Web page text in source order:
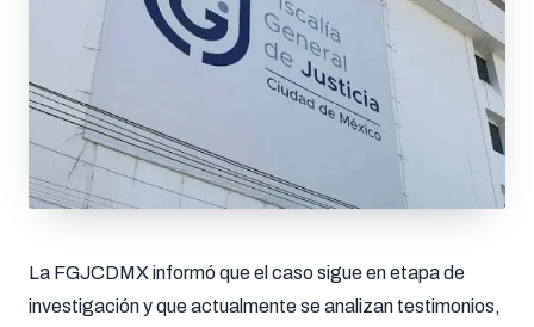
La FGJCDMX informó que el caso sigue en etapa de
investigación y que actualmente se analizan testimonios,